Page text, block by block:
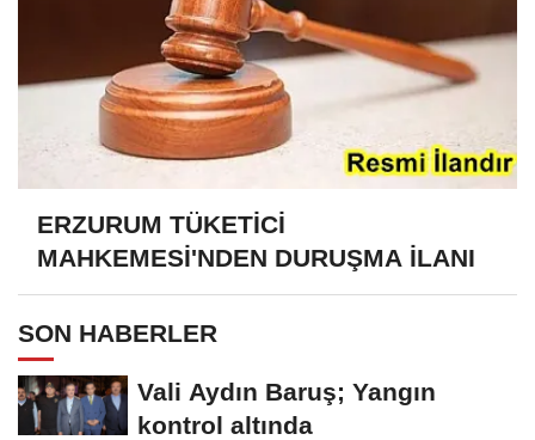
ERZURUM TÜKETİCİ
MAHKEMESİ'NDEN DURUŞMA İLANI
SON HABERLER
Vali Aydın Baruş; Yangın
kontrol altında